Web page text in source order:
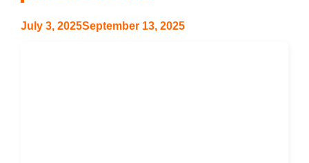
July 3, 2025September 13, 2025